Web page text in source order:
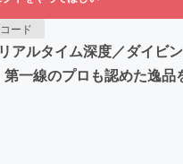
ード
ルタイム深度／ダイビ
一線のプロも認めた逸